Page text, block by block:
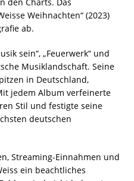
Weihnachten“ (2023)
ab.
sein“, „Feuerwerk“ und
Musiklandschaft. Seine
in Deutschland,
jedem Album verfeinerte
Stil und festigte seine
deutschen
Streaming-Einnahmen und
ein beachtliches